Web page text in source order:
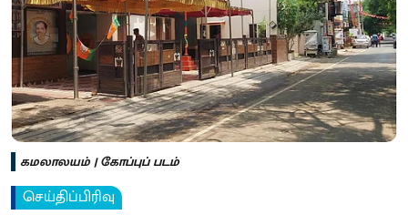
கமலாலயம் | கோப்புப் படம்
செய்திப்பிரிவு